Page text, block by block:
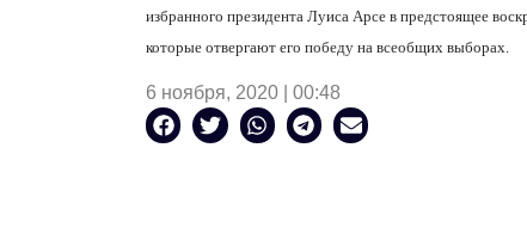
избранного президента Луиса Арсе в предстоящее
которые отвергают его победу на всеобщих выборах.
6 ноября, 2020 | 00:48